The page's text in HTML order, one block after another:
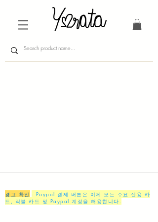
경고 확인 : Paypal 결제 버튼은 이제 모든 주요 신용 카
드, 직불 카드 및 Paypal 계정을 허용합니다.